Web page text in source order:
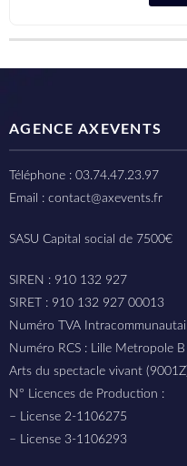
AGENCE AXEVENTS
Téléphone : 03.74.47.23.97
Email : contact@axevents.fr
SASU Capital social de 7500€
SIREN : 910 132 927
SIRET : 910 132 927 00013
Numéro TVA
Numéro RCS : Lille Metropole
Arts du spectacle vivant
N° Licences de Production :
– License 2-1106275
– License 3-1106293